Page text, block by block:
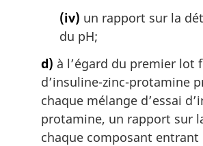
(iv) un rapport sur la
du pH;
d) à l’égard du premier lot
d’insuline-zinc-protamine
chaque mélange d’essai
protamine, un rapport sur
chaque composant entrant